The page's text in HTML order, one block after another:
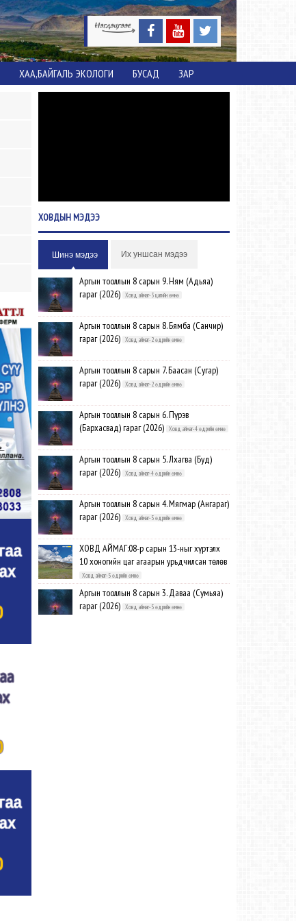
ХАА,БАЙГАЛЬ ЭКОЛОГИ БУСАД ЗАР
ХОВДЫНМЭДЭЭ
Шинэ мэдээ Их уншсан мэдээ
Аргын тооллын 8 сарын 9. Ням (Адьяа)
гараг (2026)
Ховд аймаг-3 цагийн өмнө
Аргын тооллын 8 сарын 8. Бямба (Санчир)
гараг (2026)
Ховд аймаг-2 өдрийн өмнө
Аргын тооллын 8 сарын 7. Баасан (Сугар)
гараг (2026)
Ховд аймаг-2 өдрийн өмнө
Аргын тооллын 8 сарын 6. Пүрэв
(Бархасвад) гараг (2026)
Ховд аймаг-4 өдрийн өмнө
Аргын тооллын 8 сарын 5. Лхагва (Буд)
гараг (2026)
Ховд аймаг-4 өдрийн өмнө
Аргын тооллын 8 сарын 4. Мягмар (Ангараг)
гараг (2026)
Ховд аймаг-5 өдрийн өмнө
ХОВД АЙМАГ:08-р сарын 13-ныг хүртэлх
10 хоногийн цаг агаарын урьдчилсан төлөв
Ховд аймаг-5 өдрийн өмнө
Аргын тооллын 8 сарын 3. Даваа (Сумьяа)
гараг (2026)
Ховд аймаг-5 өдрийн өмнө